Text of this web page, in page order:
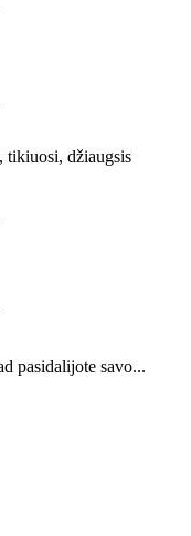
tikiuosi, džiaugsis
pasidalijote savo...